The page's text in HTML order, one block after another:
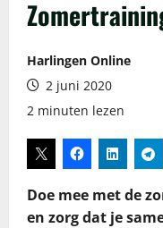
Harlingen Online
2 juni 2020
2 minuten lezen
Doe mee met de
en zorg dat je